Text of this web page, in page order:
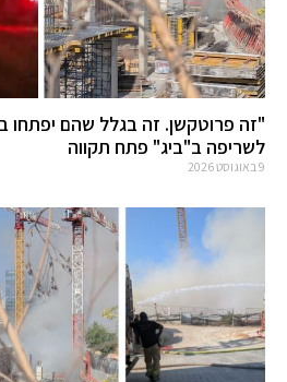
"זה פרוטקשן. זה בגלל שהם
לשריפה ב"ביג" פתח תקווה
9 באוגוסט 2026